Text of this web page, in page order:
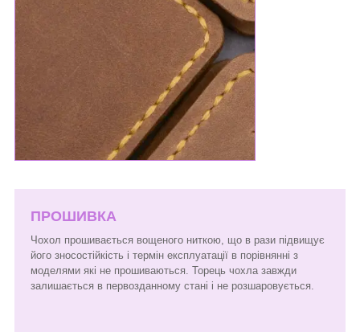
ПРОШИВКА
Чохол прошивається вощеного ниткою, що в рази підвищує
його зносостійкість і термін експлуатації в порівнянні з
моделями які не прошиваються. Торець чохла завжди
залишається в первозданному стані і не розшаровується.